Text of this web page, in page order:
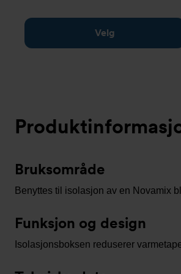
Velg
Bruksområde
Benyttes til isolasjon av en Novamix
Funksjon og design
Isolasjonsboksen reduserer